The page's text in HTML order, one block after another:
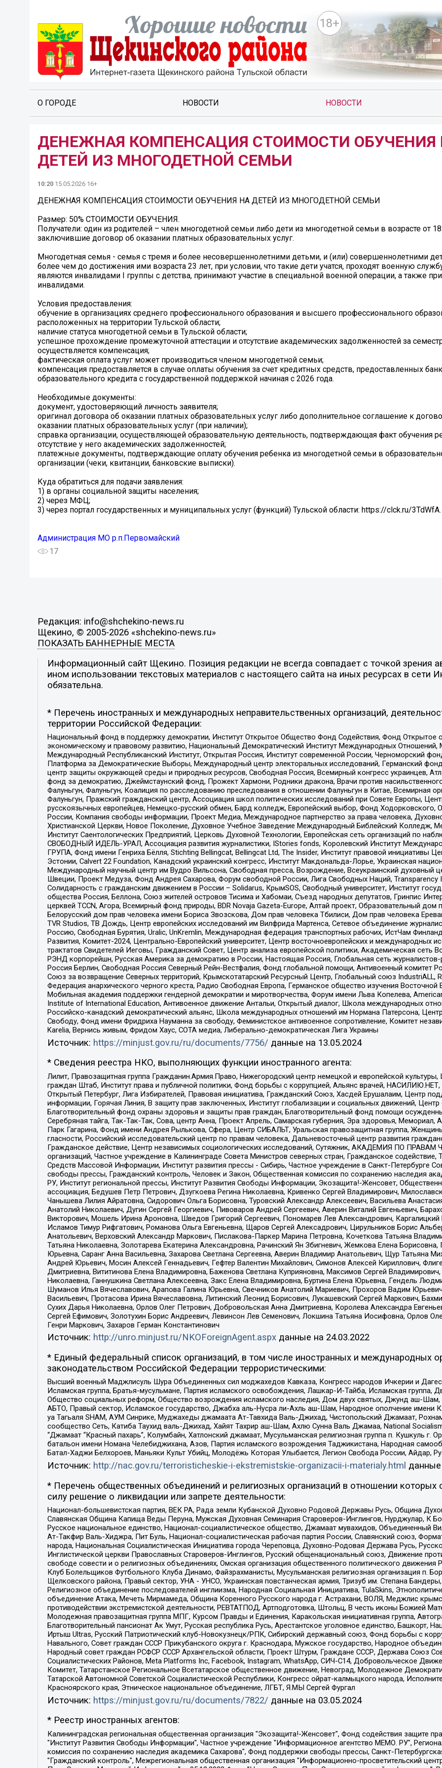
18+
О ГОРОДЕ НОВОСТИ НОВОСТИ
ДЕНЕЖНАЯ КОМПЕНСАЦИЯ СТОИМОСТИ ОБУЧЕНИЯ
ДЕТЕЙ ИЗ МНОГОДЕТНОЙ СЕМЬИ
10:20 15.05.2026 16+
ДЕНЕЖНАЯ КОМПЕНСАЦИЯ СТОИМОСТИ ОБУЧЕНИЯ НА ДЕТЕЙ ИЗ МНОГОДЕТНОЙ СЕМЬИ
Размер: 50% СТОИМОСТИ ОБУЧЕНИЯ.
Получатели: один из родителей – член многодетной семьи либо дети из многодетной семьи в возрасте от
заключившие договор об оказании платных образовательных услуг.
Многодетная семья - семья с тремя и более несовершеннолетними детьми, и (или) совершеннолетними
более чем до достижения ими возраста 23 лет, при условии, что такие дети учатся, проходят военную
являются инвалидами I группы с детства, принимают участие в специальной военной операции, а также
инвалидами.
Условия предоставления:
обучение в организациях среднего профессионального образования и высшего профессионального
расположенных на территории Тульской области;
наличие статуса многодетной семьи в Тульской области;
успешное прохождение промежуточной аттестации и отсутствие академических задолженностей за
осуществляется компенсация;
фактическая оплата услуг может производиться членом многодетной семьи;
компенсация предоставляется в случае оплаты обучения за счет кредитных средств, предоставленных
образовательного кредита с государственной поддержкой начиная с 2026 года.
Необходимые документы:
документ, удостоверяющий личность заявителя;
оригинал договора об оказании платных образовательных услуг либо дополнительное соглашение к
оказании платных образовательных услуг (при наличии);
справка организации, осуществляющей образовательную деятельность, подтверждающая факт обучения
отсутствие у него академических задолженностей;
платежные документы, подтверждающие оплату обучения ребенка из многодетной семьи в
организации (чеки, квитанции, банковские выписки).
Куда обратиться для подачи заявления:
1) в органы социальной защиты населения;
2) через МФЦ;
3) через портал государственных и муниципальных услуг (функций) Тульской области: https://clck.ru/3TdWfA.
Администрация МО р.п.Первомайский
17
Редакция: info@shchekino-news.ru
Щекино, © 2005-2026 «shchekino-news.ru»
ПОКАЗАТЬ БАННЕРНЫЕ МЕСТА
Информационный сайт Щекино. Позиция редакции не всегда совпадает с точкой зрения
ином использовании текстовых материалов с настоящего сайта на иных ресурсах в сети
обязательна.
* Перечень иностранных и международных неправительственных организаций,
территории Российской Федерации:
Национальный фонд в поддержку демократии, Институт Открытое Общество Фонд Содействия, Фонд Открытое
экономическому и правовому развитию, Национальный Демократический Институт Международных Отношений,
Международный Республиканский Институт, Открытая Россия, Институт современной России, Черноморский
Платформа за Демократические Выборы, Международный центр электоральных исследований, Германский
центр защиты окружающей среды и природных ресурсов, Свободная Россия, Всемирный конгресс украинцев,
фонд за демократию, Джеймстаунский фонд, Прожект Хармони, Родники дракона, Врачи против
Фалуньгун, Фалуньгун, Коалиция по расследованию преследования в отношении Фалуньгун в Китае, Всемирная
Фалуньгун, Пражский гражданский центр, Ассоциация школ политических исследований при Совете Европы,
русскоязычных европейцев, Немецко-русский обмен, Бард колледж, Европейский выбор, Фонд
России, Компания свободы информации, Проект Медиа, Международное партнерство за права человека,
Христианской Церкви, Новое Поколение, Духовное Учебное Заведение Международный Библейский Колледж,
Институт Саентологических Предприятий, Церковь Духовной Технологии, Европейская сеть организаций по
СВОБОДНЫЙ ИДЕЛЬ-УРАЛ, Ассоциация развития журналистики, IStories fonds, Королевский Институт
ГРУПА, Фонд имени Генриха Бёлля, Stichting Bellingcat, Bellingcat Ltd, The Insider, Институт правовой инициативы
Эстонии, Calvert 22 Foundation, Канадский украинский конгресс, Институт Макдональда-Лорье, Украинская
Международный научный центр им Вудро Вильсона, Свободная пресса, Возрождение, Всеукраинский духовный
Швеции, Проект Медуза, Фонд Андрея Сахарова, Форум свободной России, Лига Свободных Наций,
Солидарность с гражданским движением в России – Solidarus, КрымSOS, Свободный университет, Институт
общества Россия, Беллона, Союз жителей островов Тисима и Хабомаи, Съезд народных депутатов, Гринпис
церквей TCCN, Агора, Всемирный фонд природы, BDR Novaja Gazeta-Europe, Алтай проект, Образовательный
Белорусский дом прав человека имени Бориса Звозскова, Дом прав человека Тбилиси, Дом прав человека
TVR Studios, ТВ Дождь, Центр европейских исследований им Вилфрида Мартенса, Сетевое объединение
Россию, Свободная Бурятия, Uralic, UnKremlin, Международная федерация транспортных рабочих, ИстЧам
Развития, Комитет-2024, Центрально-Европейский университет, Центр восточноевропейских и международных
трактатов Свидетелей Иеговы, Гражданский Совет, Центр анализа европейской политики, Академическая сеть
РЭНД корпорейшн, Русская Америка за демократию в России, Настоящая Россия, Глобальная сеть
Россия Берлин, Свободная Россия Северный Рейн-Вестфалия, Фонд глобальной помощи, Антивоенный комитет
Союз за возвращение Северных территорий, Крымскотатарский Ресурсный Центр, Глобальный союз IndustriALL,
Федерация анархического черного креста, Радио Свободная Европа, Германское общество изучения
Мобильная академия поддержки гендерной демократии и миротворчества, Форум имени Льва Копелева,
Institute of International Education, Антивоенное движение Антальи, Открытый диалог, Школа международных
Российско-канадский демократический альянс, Школа международных отношений им Нормана Патерсона,
Свободу, Фонд имени Фридриха Науманна за свободу, Феминистское антивоенное сопротивление, Комитет
Karelia, Вернись живым, Фридом Хаус, СОТА медиа, Либерально-демократическая Лига Украины
Источник: https://minjust.gov.ru/ru/documents/7756/ данные на 13.05.2024
* Сведения реестра НКО, выполняющих функции иностранного агента:
Лилит, Правозащитная группа Гражданин.Армия.Право, Нижегородский центр немецкой и европейской
граждан Штаб, Институт права и публичной политики, Фонд борьбы с коррупцией, Альянс врачей,
Открытый Петербург, Лига Избирателей, Правовая инициатива, Гражданский Союз, Хасдей Ерушалаим, Центр
информации, Горячая Линия, В защиту прав заключенных, Институт глобализации и социальных движений,
Благотворительный фонд охраны здоровья и защиты прав граждан, Благотворительный фонд помощи
Серебряная тайга, Так-Так-Так, Сова, центр Анна, Проект Апрель, Самарская губерния, Эра здоровья,
Парк Гагарина, Фонд имени Андрея Рылькова, Сфера, Центр СИБАЛЬТ, Уральская правозащитная группа,
гласности, Российский исследовательский центр по правам человека, Дальневосточный центр развития
Гражданское действие, Центр независимых социологических исследований, Сутяжник, АКАДЕМИЯ ПО ПРАВАМ
организаций, Частное учреждение в Калининграде Совета Министров северных стран, Гражданское
Средств Массовой Информации, Институт развития прессы - Сибирь, Частное учреждение в Санкт-Петербурге
свободы прессы, Гражданский контроль, Человек и Закон, Общественная комиссия по сохранению наследия
РУ, Институт региональной прессы, Институт Развития Свободы Информации, Экозащита!-Женсовет,
ассоциация, Бедушев Петр Петрович, Дзугкоева Регина Николаевна, Кривенко Сергей Владимирович,
Чанышева Лилия Айратовна, Сидорович Ольга Борисовна, Туровский Александр Алексеевич, Васильева
Анатолий Николаевич, Дугин Сергей Георгиевич, Пивоваров Андрей Сергеевич, Аверин Виталий Евгеньевич,
Викторович, Мошель Ирина Ароновна, Шведов Григорий Сергеевич, Пономарев Лев Александрович,
Исламов Тимур Рифгатович, Романова Ольга Евгеньевна, Щаров Сергей Алексадрович, Цирульников Борис
Анатольевич, Верховский Александр Маркович, Пислакова-Паркер Марина Петровна, Кочеткова Татьяна
Татьяна Николаевна, Золотарева Екатерина Александровна, Рачинский Ян Збигневич, Жемкова Елена
Юрьевна, Саранг Анна Васильевна, Захарова Светлана Сергеевна, Аверин Владимир Анатольевич, Щур Татьяна
Андрей Юрьевич, Мосин Алексей Геннадьевич, Гефтер Валентин Михайлович, Симонов Алексей Кириллович,
Дмитриевна, Вититинова Елена Владимировна, Баженова Светлана Куприяновна, Максимов Сергей
Николаевна, Ганнушкина Светлана Алексеевна, Закс Елена Владимировна, Буртина Елена Юрьевна, Гендель
Шуманов Илья Вячеславович, Арапова Галина Юрьевна, Свечников Анатолий Мариевич, Прохоров Вадим
Васильевич, Протасова Ирина Вячеславовна, Литинский Леонид Борисович, Лукашевский Сергей Маркович,
Сухих Дарья Николаевна, Орлов Олег Петрович, Добровольская Анна Дмитриевна, Королева Александра
Сергей Ефимович, Золотухин Борис Андреевич, Левинсон Лев Семенович, Локшина Татьяна Иосифовна, Орлов
Генри Маркович, Захаров Герман Константинович
Источник: http://unro.minjust.ru/NKOForeignAgent.aspxданные на 24.03.2022
* Единый федеральный список организаций, в том числе иностранных и международных
законодательством Российской Федерации террористическими:
Высший военный Маджлисуль Шура Объединенных сил моджахедов Кавказа, Конгресс народов Ичкерии и
Исламская группа, Братья-мусульмане, Партия исламского освобождения, Лашкар-И-Тайба, Исламская группа,
Общество социальных реформ, Общество возрождения исламского наследия, Дом двух святых, Джунд аш-
АБТО, Правый сектор, Исламское государство, Джабха аль-Нусра ли-Ахль аш-Шам, Народное ополчение имени
уа Тагьаля SHAM, АУМ Синрике, Муджахеды джамаата Ат-Тавхида Валь-Джихад, Чистопольский Джамаат,
сообщество Сеть, Катиба Таухид валь-Джихад, Хайят Тахрир аш-Шам, Ахлю Сунна Валь Джамаа, National
“Джамаат “Красный пахарь”, Колумбайн, Хатлонский джамаат, Мусульманская религиозная группа п. Кушкуль г.
батальон имени Номана Челебиджихана, Азов, Партия исламского возрождения Таджикистана, Народная
Батал-Хаджи Белхороев, Маньяки Культ Убийц, Молодёжь Которая Улыбается, Легион Свобода России, Айдар,
Источник: http://nac.gov.ru/terroristicheskie-i-ekstremistskie-organizacii-i-materialy.html
* Перечень общественных объединений и религиозных организаций в отношении
силу решение о ликвидации или запрете деятельности:
Национал-большевистская партия, ВЕК РА, Рада земли Кубанской Духовно Родовой Державы Русь, Община
Славянская Община Капища Веды Перуна, Мужская Духовная Семинария Староверов-Инглингов, Нурджулар, К
Русское национальное единство, Национал-социалистическое общество, Джамаат мувахидов, Объединенный
Ат-Такфир Валь-Хиджра, Пит Буль, Национал-социалистическая рабочая партия России, Славянский союз,
народа, Национальная Социалистическая Инициатива города Череповца, Духовно-Родовая Держава Русь,
Инглистической церкви Православных Староверов-Инглингов, Русский общенациональный союз, Движение
свободе совести и о религиозных объединениях, Омская организация общественного политического движения
Клуб Болельщиков Футбольного Клуба Динамо, Файзрахманисты, Мусульманская религиозная организация п.
Щелковского района, Правый сектор, УНА - УНСО, Украинская повстанческая армия, Тризуб им. Степана
Религиозное объединение последователей инглиизма, Народная Социальная Инициатива, TulaSkins,
объединение Атака, Мечеть Мирмамеда, Община Коренного Русского народа г. Астрахани, ВОЛЯ, Меджлис
противодействии экстремистской деятельности, РЕВТАТПОД, Артподготовка, Штольц, В честь иконы Божией
Молодежная правозащитная группа МПГ, Курсом Правды и Единения, Каракольская инициативная группа,
Благотворительный пансионат Ак Умут, Русская республика Русь, Арестантское уголовное единство, Башкорт,
Иртыш Ultras, Русский Патриотический клуб-Новокузнецк/РПК, Сибирский державный союз, Фонд борьбы с
Навального, Совет граждан СССР Прикубанского округа г. Краснодара, Мужское государство, Народное
Народный совет граждан РСФСР СССР Архангельской области, Проект Штурм, Граждане СССР, Держава Союз
Социалистических Районов, Meta Platforms Inc, Facebook, Instagram, WhatsApp, СИЧ-С14, Добровольческое
Комитет, Татарстанское Региональное Всетатарское общественное движение, Невоград, Молодежное
Татарской Автономной Советской Социалистической Республики, Конгресс ойрат-калмыцкого народа,
Красноярского края, Этническое национальное объединение, ЛГБТ, Я.МЫ Сергей Фургал
Источник: https://minjust.gov.ru/ru/documents/7822/ данные на 03.05.2024
* Реестр иностранных агентов:
Калининградская региональная общественная организация "Экозащита!-Женсовет", Фонд содействия защите прав и свобод граждан "Общественный вердикт", Фонд "Институт Развития Свободы Информации", Частное учреждение "Информационное агентство МЕМО. РУ", Региональная общественная организация "Общественная комиссия по сохранению наследия академика Сахарова", Фонд поддержки свободы прессы, Санкт-Петербургская общественная правозащитная организация "Гражданский контроль", Межрегиональная общественная организация "Информационно-просветительский центр "Мемориал", Региональный Фонд "Центр Защиты Прав Средств Массовой Информации", с 05.12.2023 Фонд "Центр Защиты Прав Средств массовой информации", Региональная общественная благотворительная организация помощи беженцам и мигрантам "Гражданское содействие", Негосударственное образовательное учреждение дополнительного профессионального образования (повышение квалификации) специалистов "АКАДЕМИЯ ПО ПРАВАМ ЧЕЛОВЕКА", Свердловская региональная общественная организация "Сутяжник", Автономная некоммерческая организация "Центр независимых социологических исследований", Союз общественных объединений "Российский исследовательский центр по правам человека", Региональное общественное учреждение научно-информационный центр "МЕМОРИАЛ", Некоммерческая организация "Фонд защиты гласности", Автономная некоммерческая организация "Институт прав человека", Городская общественная организация "Екатеринбургское общество "МЕМОРИАЛ", Городская общественная организация "Рязанское историко-просветительское и правозащитное общество "Мемориал" (Рязанский Мемориал), Челябинский региональный орган общественной самодеятельности – женское общественное объединение "Женщины Евразии", Челябинский региональный орган общественной самодеятельности "Уральская правозащитная группа", Фонд содействия защите здоровья и социальной справедливости имени Андрея Рылькова, Автономная Некоммерческая Организация "Аналитический Центр Юрия Левады", Автономная некоммерческая организация социальной поддержки населения "Проект Апрель", Региональная общественная организация помощи женщинам и детям, находящимся в кризисной ситуации "Информационно-методический центр "Анна", Фонд содействия развитию массовых коммуникаций и правовому просвещению "Так-так-Так", Фонд содействия устойчивому развитию "Серебряная тайга", Свердловский региональный общественный фонд социальных проектов "Новое время", "Idel.Реалии", Кавказ.Реалии, Крым.Реалии, Телеканал Настоящее Время, Татаро-башкирская служба Радио Свобода (Azatliq Radiosi), Радио Свободная Европа/Радио Свобода (PCE/PC), "Сибирь.Реалии", "Фактограф", Благотворительный фонд помощи осужденным и их семьям, Автономная некоммерческая организация "Институт глобализации и социальных движений", Фонд "В защиту прав заключенных", Частное учреждение "Центр поддержки и содействия развитию средств массовой информации", Пензенский региональный общественный благотворительный фонд "Гражданский союз", "Север.Реалии", Некоммерческая организация Фонд "Правовая инициатива", Общество с ограниченной ответственностью "Радио Свободная Европа/Радио Свобода", Чешское информационное агентство "MEDIUM-ORIENT", Красноярская региональная общественная организация "Мы против СПИДа", Камалягин Денис Николаевич, Маркелов Сергей Евгеньевич, Пономарев Лев Александрович, Савицкая Людмила Алексеевна, Автономная некоммерческая организация "Центр по работе с проблемой насилия "НАСИЛИЮ.НЕТ", Межрегиональный профессиональный союз работников здравоохранения "Альянс врачей", Юридическое лицо, зарегистрированное в Латвийской Республике, SIA "Medusa Project" (регистрационный номер 40103797863, дата регистрации 10.06.2014), Некоммерческая организация "Фонд по борьбе с коррупцией", Автономная некоммерческая организация "Институт права и публичной политики", Баданин Роман Сергеевич, Гликин Максим Александрович, Железнова Мария Михайловна, Лукьянова Юлия Сергеевна, Маетная Елизавета Витальевна, Маняхин Петр Борисович, Чуракова Ольга Владимировна, Ярош Юлия Петровна, Юридическое лицо "The Insider SIA", зарегистрированное в Риге, Латвийская Республика (дата регистрации 26.06.2015), являющееся администратором доменного имени интернет-издания "The Insider SIA", https://theins.ru, Постернак Алексей Евгеньевич, Рубин Михаил Аркадьевич, Анин Роман Александрович, Юридическое лицо Istories fonds, зарегистрированное в Латвийской Республике (регистрационный номер 50008295751, дата регистрации 24.02.2020), Великовский Дмитрий Александрович, Долинина Ирина Николаевна, Мароховская Алеся Алексеевна, Шлейнов Роман Юрьевич, Шмагун Олеся Валентиновна, Общество с ограниченной ответственностью "Альтаир 2021", Общество с ограниченной ответственностью "Вега 2021", Общество с ограниченной ответственностью "Главный редактор 2021", Общество с ограниченной ответственностью "Ромашки монолит", Важенков Артем Валерьевич, Ивановская областная общественная организация "Центр гендерных исследований", Гурман Юрий Альбертович, Медиапроект "ОВД-Инфо", Егоров Владимир Владимирович, Жилинский Владимир Александрович, Общество с ограниченной ответственностью "ЗП", Иванова София Юрьевна, Карезина Инна Павловна, Кильтау Екатерина Викторовна, Петров Алексей Викторович, Пискунов Сергей Евгеньевич, Смирнов Сергей Сергеевич, Тихонов Михаил Сергеевич, Общество с ограниченной ответственностью "ЖУРНАЛИСТ-ИНОСТРАННЫЙ АГЕНТ", Арапова Галина Юрьевна, Вольтская Татьяна Анатольевна, Американская компания "Mason G.E.S. Anonymous Foundation" (США), являющаяся владельцем интернет-издания https://mnews.world/, Компания "Stichting Bellingcat", зарегистрированная в Нидерландах (дата регистрации 11.07.2018), Захаров Андрей Вячеславович, Клепиковская Екатерина Дмитриевна, Общество с ограниченной ответственностью "МЕМО", Перл Роман Александрович, Симонов Евгений Алексеевич, Соловьева Елена Анатольевна, Сотников Даниил Владимирович, Сурначева Елизавета Дмитриевна, Автономная некоммерческая организация по защите прав человека и информированию населения "Якутия – Наше Мнение", Общество с ограниченной ответственностью "Москоу диджитал медиа", с 26.01.2023 Общество с ограниченной ответственностью "Чайка Белые сады", Ветошкина Валерия Валерьевна, Заговора Максим Александрович, Межрегиональное общественное движение "Российская ЛГБТ - сеть", Оленичев Максим Владимирович, Павлов Иван Юрьевич, Скворцова Елена Сергеевна, Общество с ограниченной ответственностью "Как бы инагент", Кочетков Игорь Викторович, Общество с ограниченной ответственностью "Честные выборы", Еланчик Олег Александрович, Общество с ограниченной ответственностью "Нобелевский призыв", Гималова Регина Эмилевна, Григорьев Андрей Валерьевич, Григорьева Алина Александровна, Ассоциация по содействию защите прав призывников, альтернативнослужащих и военнослужащих "Правозащитная группа